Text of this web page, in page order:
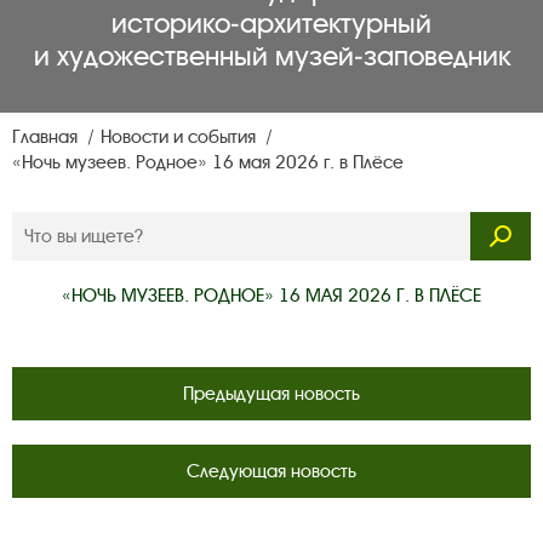
историко‑архитектурный
и художественный музей‑заповедник
Главная
Новости и события
«Ночь музеев. Родное» 16 мая 2026 г. в Плёсе
«НОЧЬ МУЗЕЕВ. РОДНОЕ» 16 МАЯ 2026 Г. В ПЛЁСЕ
Предыдущая новость
Следующая новость